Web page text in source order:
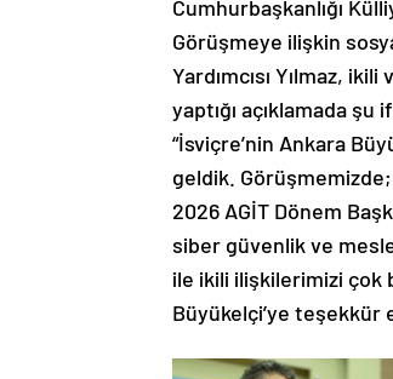
Cumhurbaşkanlığı
Görüşmeye ilişkin
Yardımcısı Yılmaz,
yaptığı açıklamada şu
“İsviçre’nin Ankara
geldik.
2026 AGİT Dönem
siber güvenlik ve
ile ikili ilişkilerimizi çok
Büyükelçi’ye teşekkür